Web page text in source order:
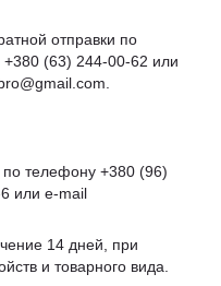
отправки по
(63) 244-00-62 или
телефону +380 (96)
или e-mail
14 дней, при
и товарного вида.